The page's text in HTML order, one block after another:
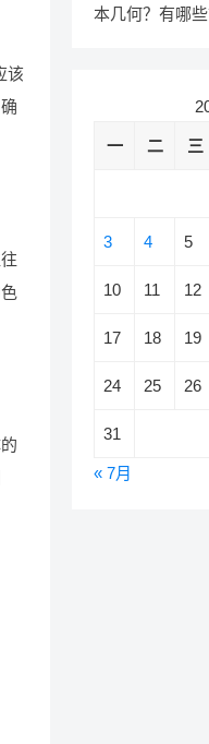
该
本几何？有哪
一 二 三
3 4 5
10 11 12
17 18 19
24 25 26
31
« 7月